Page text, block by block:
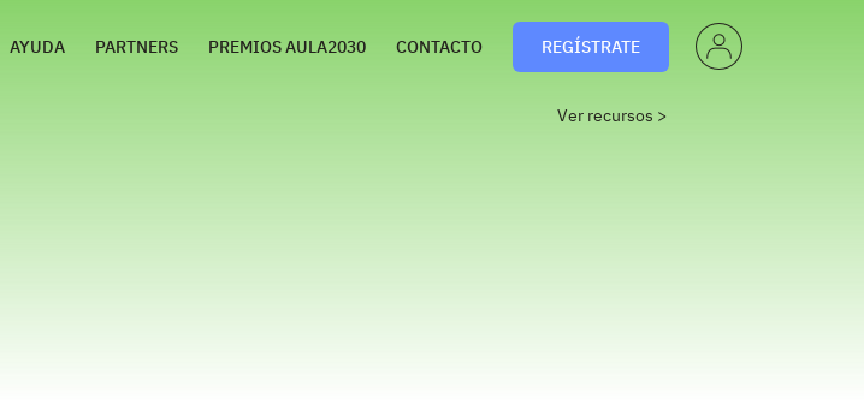
AYUDA PARTNERS PREMIOS AULA2030 CONTACTO REGÍSTRATE
PERF
IL
Ver recursos >